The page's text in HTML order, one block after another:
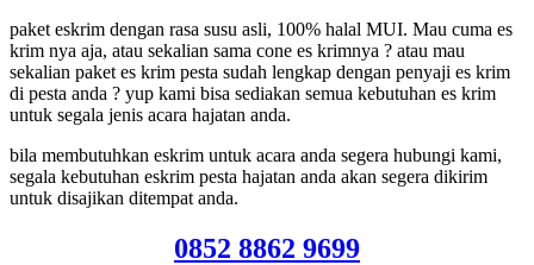
paket eskrim dengan rasa susu asli, 100% halal MUI. Mau cuma es
krim nya aja, atau sekalian sama cone es krimnya ? atau mau
sekalian paket es krim pesta sudah lengkap dengan penyaji es krim
di pesta anda ? yup kami bisa sediakan semua kebutuhan es krim
untuk segala jenis acara hajatan anda.
bila membutuhkan eskrim untuk acara anda segera hubungi kami,
segala kebutuhan eskrim pesta hajatan anda akan segera dikirim
untuk disajikan ditempat anda.
0852 8862 9699